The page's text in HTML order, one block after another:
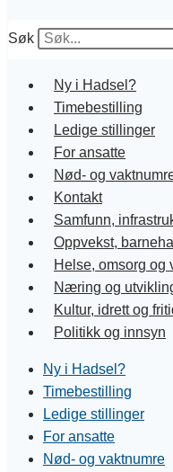
Søk
Ny i Hadsel?
Timebestilling
Ledige stillinger
For ansatte
Nød- og
Kontakt
Samfunn,
Oppvekst,
Helse, omsorg og
Næring og
Kultur, idrett og
Politikk og innsyn
Ny i Hadsel?
Timebestilling
Ledige stillinger
For ansatte
Nød- og vaktnumre